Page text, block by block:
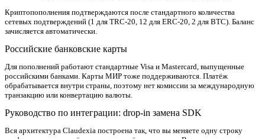
Криптопополнения подтверждаются после стандартного количества
сетевых подтверждений (1 для TRC-20, 12 для ERC-20, 2 для BTC). Баланс
зачисляется автоматически.
Российские банковские карты
Для пополнений работают стандартные Visa и Mastercard, выпущенные
российскими банками. Карты МИР тоже поддерживаются. Платёж
обрабатывается внутри страны, поэтому нет комиссии за международную
транзакцию или конвертацию валюты.
Руководство по интеграции: drop-in замена SDK
Вся архитектура Claudexia построена так, что вы меняете одну строку